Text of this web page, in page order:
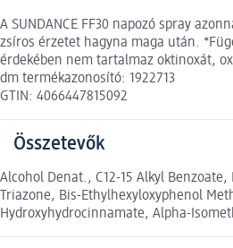
A SUNDANCE FF30 napozó spray
zsíros érzetet hagyna maga után.
érdekében nem tartalmaz oktinoxát,
dm termékazonosító: 1922713
GTIN: 4066447815092
Összetevők
Alcohol Denat., C12-15 Alkyl
Triazone, Bis-Ethylhexyloxyphenol
Hydroxyhydrocinnamate, Alpha-